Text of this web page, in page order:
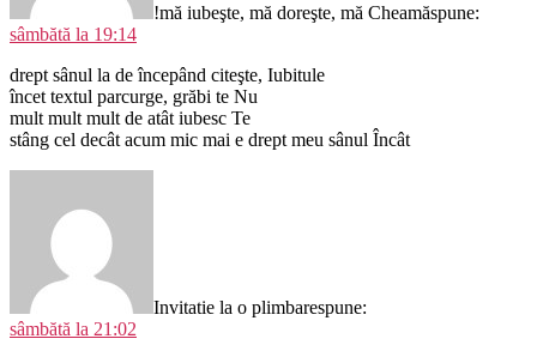
!mă iubeşte, mă doreşte, mă Cheamăspune:
sâmbătă la 19:14
drept sânul la de începând citeşte, Iubitule
încet textul parcurge, grăbi te Nu
mult mult mult de atât iubesc Te
stâng cel decât acum mic mai e drept meu sânul Încât
Invitatie la o plimbarespune:
sâmbătă la 21:02